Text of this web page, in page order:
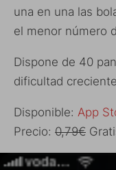
una en una las
el menor número
Dispone de 40
dificultad
Disponible: App
Precio: 0,79€